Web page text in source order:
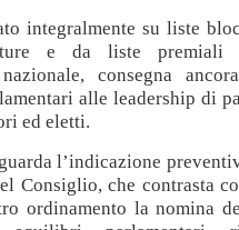
integralmente su liste
e da liste premiali
nazionale, consegna
alle leadership di
ed eletti.
l’indicazione
Consiglio, che contrasta
ordinamento la nomina